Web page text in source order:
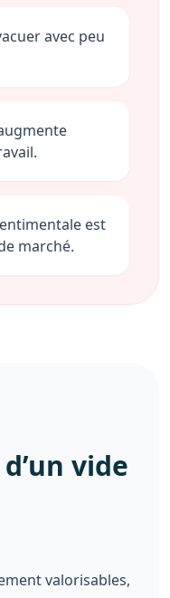
avec peu
est
marché.
vide
valorisables,